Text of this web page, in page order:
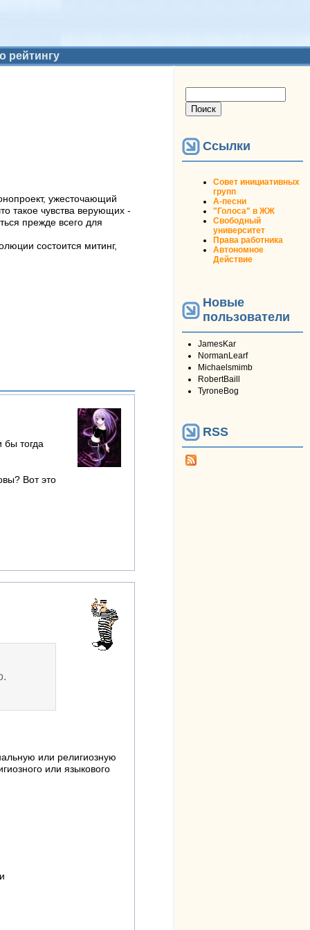
рейтингу
ужесточающий
такое чувства верующих -
прежде всего для
состоится митинг,
бы тогда
Вот это
или религиозную
или языкового
Ссылки
Совет инициативных
групп
А-песни
"Голоса" в ЖЖ
Свободный
университет
Права работника
Автономное
Действие
Новые
пользователи
JamesKar
NormanLearf
Michaelsmimb
RobertBaill
TyroneBog
RSS